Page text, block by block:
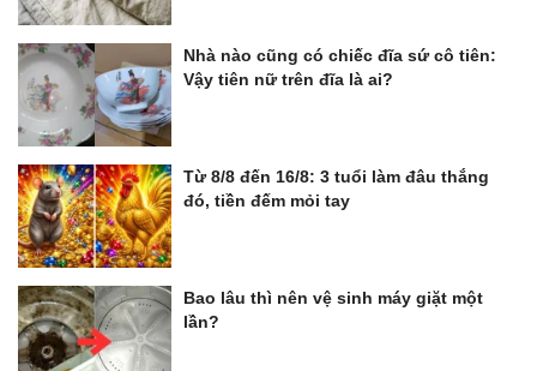
Nhà nào cũng có chiếc đĩa sứ cô tiên:
Vậy tiên nữ trên đĩa là ai?
Từ 8/8 đến 16/8: 3 tuổi làm đâu thắng
đó, tiền đếm mỏi tay
Bao lâu thì nên vệ sinh máy giặt một
lần?